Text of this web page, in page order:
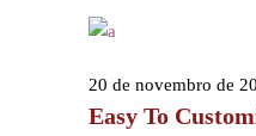
20 de novembro de
Easy To